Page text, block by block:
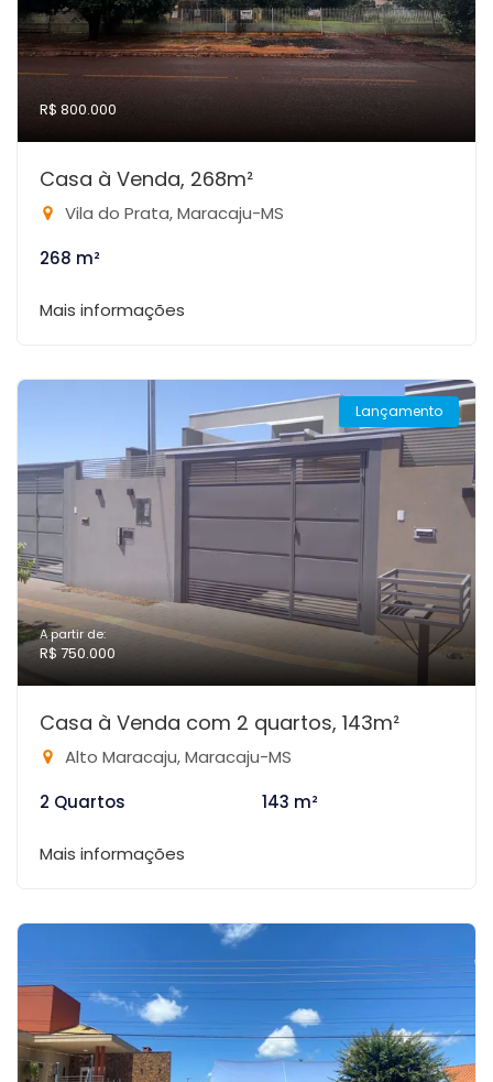
R$ 800.000
Casa à Venda, 268m²
Vila do Prata, Maracaju-MS
268 m²
Mais informações
Lançamento
A partir de:
R$ 750.000
Casa à Venda com 2 quartos, 143m²
Alto Maracaju, Maracaju-MS
2 Quartos
143 m²
Mais informações